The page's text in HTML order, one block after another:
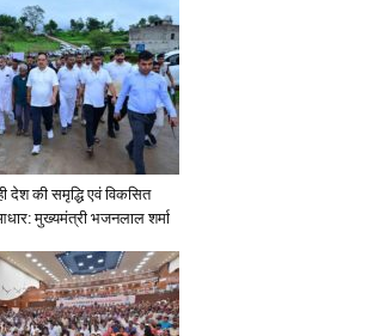
देश की समृद्धि एवं विकसित
मुख्यमंत्री भजनलाल शर्मा